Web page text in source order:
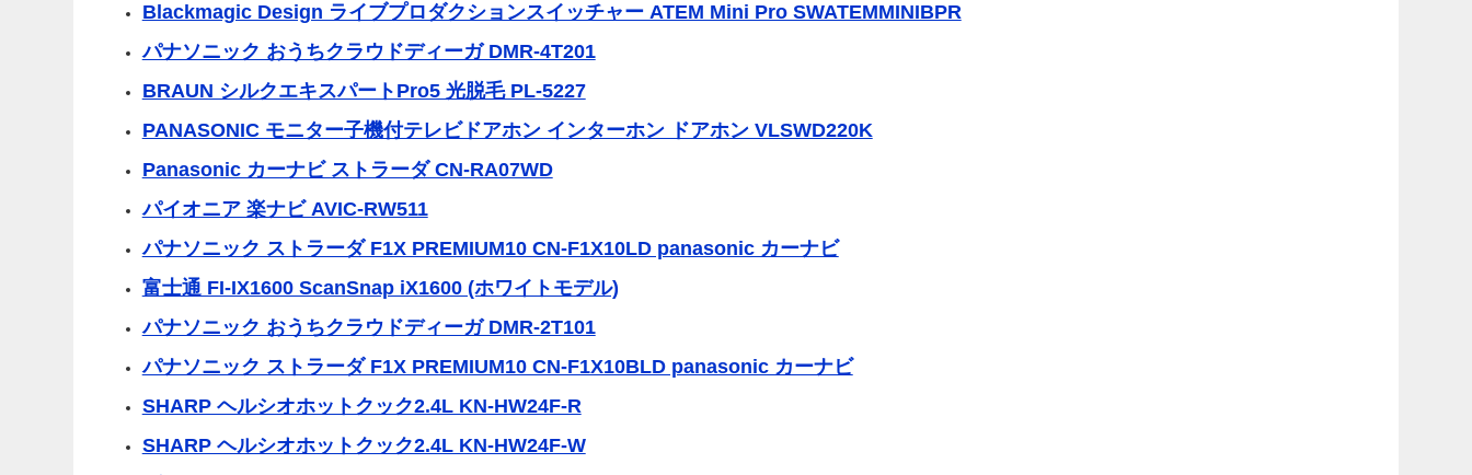
Blackmagic Design ライブプロダクションスイッチャー ATEM Mini Pro SWATEMMINIBPR
パナソニック おうちクラウドディーガ DMR-4T201
BRAUN シルクエキスパートPro5 光脱毛 PL-5227
PANASONIC モニター子機付テレビドアホン インターホン ドアホン VLSWD220K
Panasonic カーナビ ストラーダ CN-RA07WD
パイオニア 楽ナビ AVIC-RW511
パナソニック ストラーダ F1X PREMIUM10 CN-F1X10LD panasonic カーナビ
富士通 FI-IX1600 ScanSnap iX1600 (ホワイトモデル)
パナソニック おうちクラウドディーガ DMR-2T101
パナソニック ストラーダ F1X PREMIUM10 CN-F1X10BLD panasonic カーナビ
SHARP ヘルシオホットクック2.4L KN-HW24F-R
SHARP ヘルシオホットクック2.4L KN-HW24F-W